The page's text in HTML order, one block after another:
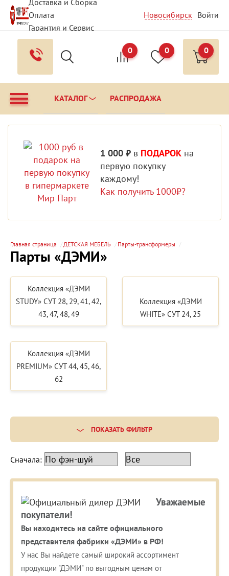
Доставка и Сборка
Оплата
Гарантия и Сервис
Вопрос - Ответ
Контакты
Новосибирск Войти
0 0 0
КАТАЛОГ РАСПРОДАЖА
1 000 ₽ в ПОДАРОК на
первую покупку
каждому!
Как получить 1000₽?
Главная страница ДЕТСКАЯ МЕБЕЛЬ Парты-трансформеры
Парты «ДЭМИ»
Коллекция «ДЭМИ
STUDY» СУТ 28, 29, 41, 42,
43, 47, 48, 49
Коллекция «ДЭМИ
WHITE» СУТ 24, 25
Коллекция «ДЭМИ
PREMIUM» СУТ 44, 45, 46,
62
ПОКАЗАТЬ ФИЛЬТР
Сначала:
Уважаемые
покупатели!
Вы находитесь на сайте официального
представителя фабрики «ДЭМИ» в РФ!
У нас Вы найдете самый широкий ассортимент
продукции "ДЭМИ" по выгодным ценам от